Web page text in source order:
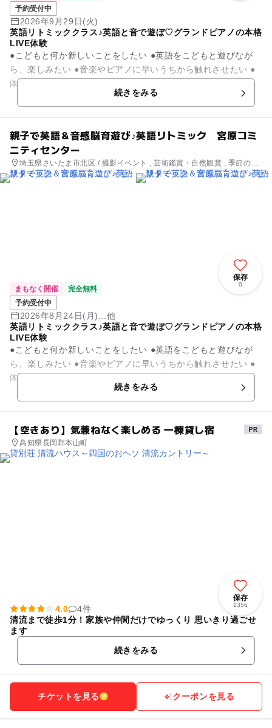
予約受付中
2026年9月29日(火)
英語リトミッククラス♪英語と音で遊ぼ♡グランドピアノの本格
LIVE体験
●こどもと何か新しいことをしたい ●英語をこどもと遊びなが
ら、楽しみたい ●音楽やピアノに早いうちから触れさせたい ●
続きをみる
親子で英語＆音感脳育遊び♪英語リトミック 宮原コミ
ニティセンター
埼玉県さいたま市北区 / 撮影イベント , 芸術鑑賞・自然観賞 , 季節のイ
ベント , ものづくり・学び体験 , ミニイベント
保存
0
まもなく開催
完全無料
予約受付中
2026年8月24日(月)...他
英語リトミッククラス♪英語と音で遊ぼ♡グランドピアノの本格
LIVE体験
●こどもと何か新しいことをしたい ●英語をこどもと遊びなが
ら、楽しみたい ●音楽やピアノに早いうちから触れさせたい ●
続きをみる
【空きあり】気兼ねなく楽しめる 一棟貸し宿
高知県長岡郡本山町
保存
1356
4.0
4件
清流まで徒歩1分！家族や仲間だけでゆっくり 思いきり過ごせ
ます
続きをみる
チケットを見る クーポンを見る